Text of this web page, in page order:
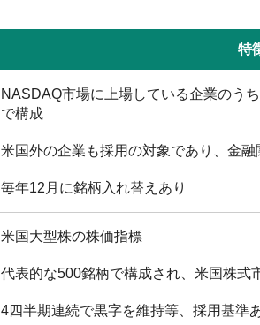
特
NASDAQ市場に上場している企業のう
で構成
米国外の企業も採用の対象であり、金
毎年12月に銘柄入れ替えあり
米国大型株の株価指標
代表的な500銘柄で構成され、米国株式
4四半期連続で黒字を維持等、採用基準